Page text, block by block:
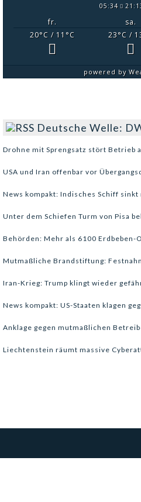
05:34
fr. sa.
20°C / 11 °C 23°C /
powered by
Deutsche Welle:
Drohne mit Sprengsatz stört Betrieb
USA und Iran offenbar vor
News kompakt: Indisches Schiff sinkt
Unter dem Schiefen Turm von Pisa
Behörden: Mehr als 6100 Erdbeben-
Mutmaßliche Brandstiftung:
Iran-Krieg: Trump klingt wieder
News kompakt: US-Staaten klagen
Anklage gegen mutmaßlichen
Liechtenstein räumt massive